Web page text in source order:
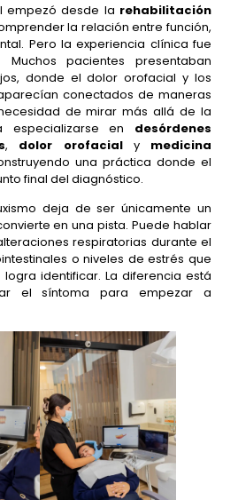
empezó desde la rehabilitación
la relación entre función,
Pero la experiencia clínica fue
pacientes presentaban
donde el dolor orofacial y los
conectados de maneras
de mirar más allá de la
en desórdenes
, dolor orofacialy medicina
una práctica donde el
final del diagnóstico.
deja de ser únicamente un
en una pista. Puede hablar
respiratorias durante el
o niveles de estrés que
identificar. La diferencia está
el síntoma para empezar a